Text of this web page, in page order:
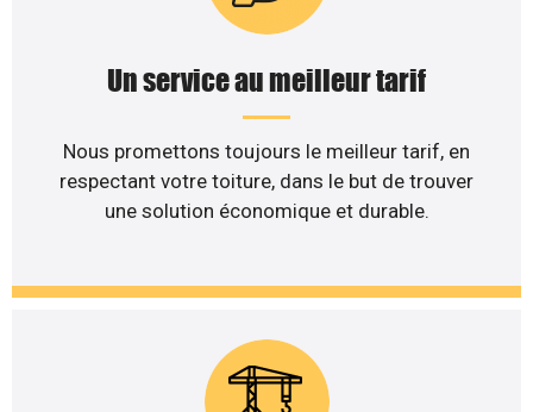
Un service au meilleur tarif
Nous promettons toujours le meilleur tarif, en
respectant votre toiture, dans le but de trouver
une solution économique et durable.